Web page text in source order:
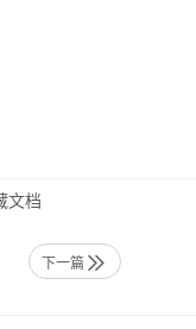
文档
下一篇